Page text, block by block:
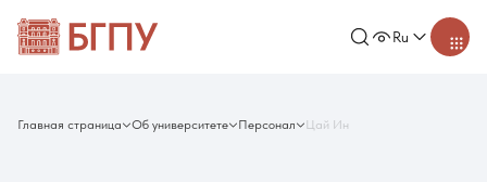
Ru
Главная страница Об университете Персонал Цай Ин